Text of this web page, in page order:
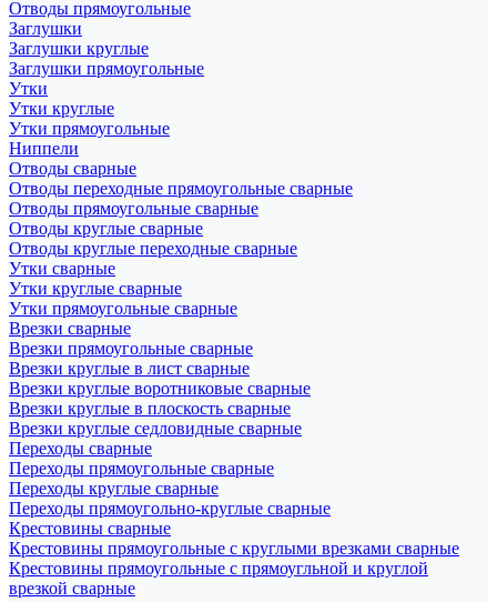
Отводы прямоугольные
Заглушки
Заглушки круглые
Заглушки прямоугольные
Утки
Утки круглые
Утки прямоугольные
Ниппели
Отводы сварные
Отводы переходные прямоугольные сварные
Отводы прямоугольные сварные
Отводы круглые сварные
Отводы круглые переходные сварные
Утки сварные
Утки круглые сварные
Утки прямоугольные сварные
Врезки сварные
Врезки прямоугольные сварные
Врезки круглые в лист сварные
Врезки круглые воротниковые сварные
Врезки круглые в плоскость сварные
Врезки круглые седловидные сварные
Переходы сварные
Переходы прямоугольные сварные
Переходы круглые сварные
Переходы прямоугольно-круглые сварные
Крестовины сварные
Крестовины прямоугольные с круглыми врезками сварные
Крестовины прямоугольные с прямоугльной и круглой
врезкой сварные